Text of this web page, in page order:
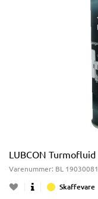
LUBCON
Varenummer: BL
Skaffevare